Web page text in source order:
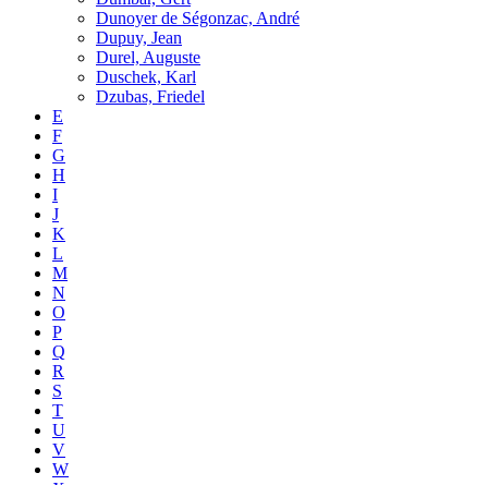
Dunoyer de Ségonzac, André
Dupuy, Jean
Durel, Auguste
Duschek, Karl
Dzubas, Friedel
E
F
G
H
I
J
K
L
M
N
O
P
Q
R
S
T
U
V
W